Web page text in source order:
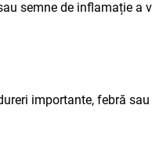
semne de inflamație a
importante, febră